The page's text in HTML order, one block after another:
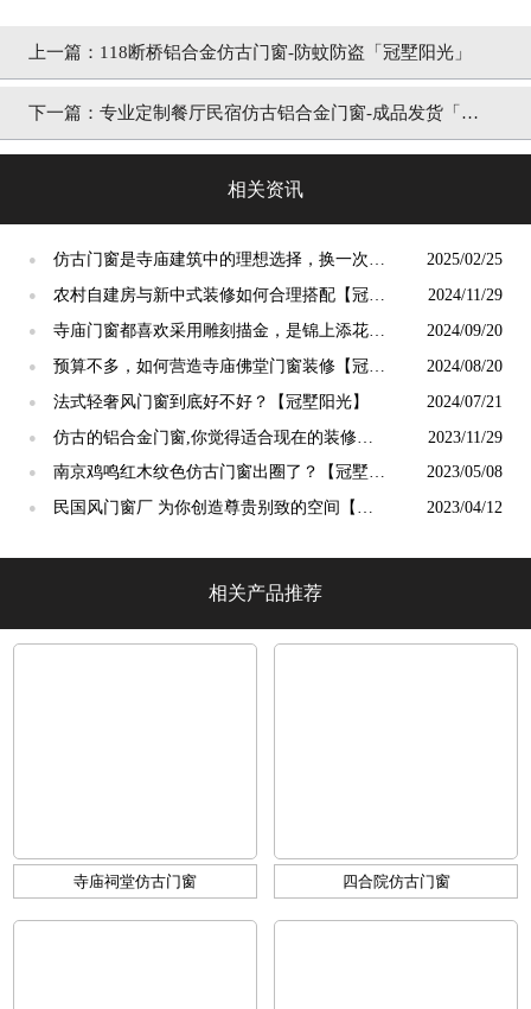
上一篇： 118断桥铝合金仿古门窗-防蚊防盗「冠墅阳光」
下一篇： 专业定制餐厅民宿仿古铝合金门窗-成品发货「冠
相关资讯
●
仿古门窗是寺庙建筑中的理想选择，换一次用
终生【冠墅阳光】
2025/02/25
●
农村自建房与新中式装修如何合理搭配【冠墅
阳光】
2024/11/29
●
寺庙门窗都喜欢采用雕刻描金，是锦上添花
吗？【冠墅阳光】
2024/09/20
●
预算不多，如何营造寺庙佛堂门窗装修【冠墅
阳光】
2024/08/20
● 法式轻奢风门窗到底好不好？【冠墅阳光】 2024/07/21
●
仿古的铝合金门窗,你觉得适合现在的装修吗?
【冠墅阳光】
2023/11/29
●
南京鸡鸣红木纹色仿古门窗出圈了？【冠墅阳
光】
2023/05/08
●
民国风门窗厂 为你创造尊贵别致的空间【冠
2023/04/12
相关产品推荐
寺庙祠堂仿古门窗 四合院仿古门窗